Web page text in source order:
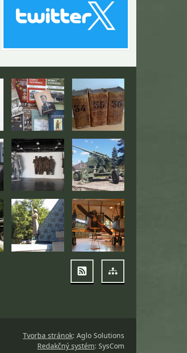
Návrat na začiatok stránky
RSS Mapa stránok
Tvorba stránok: Aglo Solutions
Redakčný systém: SysCom